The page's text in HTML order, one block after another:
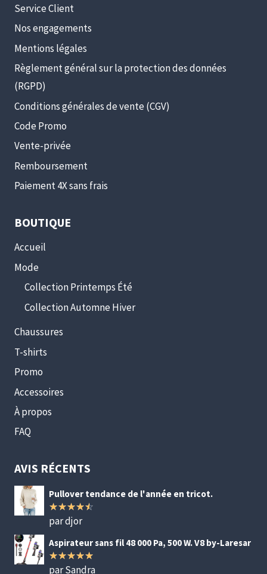
Service Client
Nos engagements
Mentions légales
Règlement général sur la protection des données
(RGPD)
Conditions générales de vente (CGV)
Code Promo
Vente-privée
Remboursement
Paiement 4X sans frais
BOUTIQUE
Accueil
Mode
Collection Printemps Été
Collection Automne Hiver
Chaussures
T-shirts
Promo
Accessoires
À propos
FAQ
AVIS RÉCENTS
Pullover tendance de l'année en tricot.
Note4
par djor
Aspirateur sans fil 48 000 Pa, 500 W. V8 by-Laresar
Note5sur
par Sandra